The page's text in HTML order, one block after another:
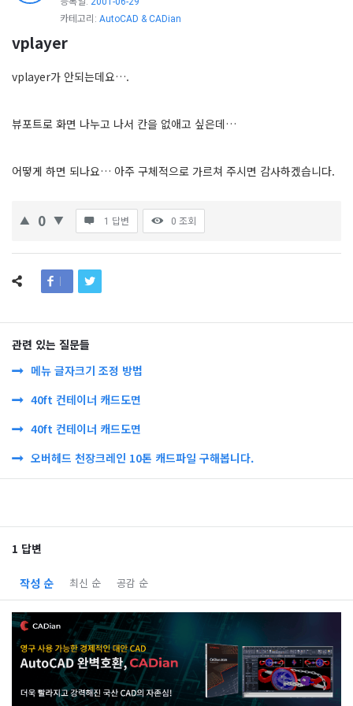
카테고리: AutoCAD & CADian
vplayer
vplayer가 안되는데요….
뷰포트로 화면 나누고 나서 칸을 없애고 싶은데…
어떻게 하면 되나요… 아주 구체적으로 가르쳐 주시면 감사하겠습니다.
0 1 답변 0 조회
관련 있는 질문들
메뉴 글자크기 조정 방법
40ft 컨테이너 캐드도면
40ft 컨테이너 캐드도면
오버헤드 천장크레인 10톤 캐드파일 구해봅니다.
1 답변
작성 순 최신 순 공감 순